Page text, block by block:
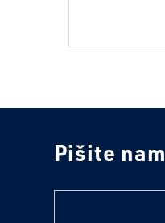
Pišite nam